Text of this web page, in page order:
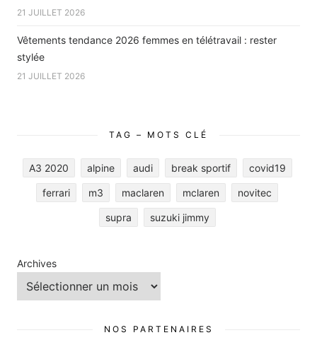
21 JUILLET 2026
Vêtements tendance 2026 femmes en télétravail : rester
stylée
21 JUILLET 2026
TAG – MOTS CLÉ
A3 2020 alpine audi break sportif covid19
ferrari m3 maclaren mclaren novitec
supra suzuki jimmy
Archives
NOS PARTENAIRES